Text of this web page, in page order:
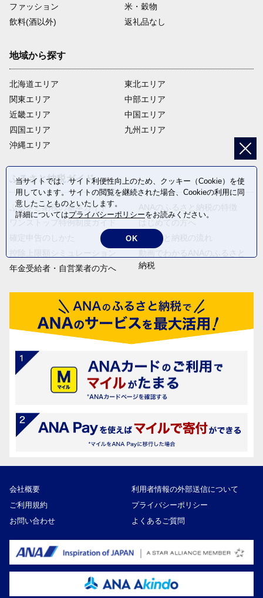
ファッション
米・穀物
飲料(酒以外)
返礼品なし
地域から探す
北海道エリア
関東エリア
近畿エリア
四国エリア
沖縄エリア
東北エリア
中部エリア
中国エリア
九州エリア
ふるさと納税ガイド
ふるさと納税の基本ガイド
年金受給者・自営業者の方へ
ふるさと納税の流れ
納税
会社概要
利用者情報の外部送信について
ご利用規約
プライバシーポリシー
お問い合わせ
よくあるご質問
当サイトでは、サイト利便性向上のため、クッキー（Cookie）を使
用しています。サイトの閲覧を継続された場合、Cookieの利用に同
意したことものといたします。
詳細についてはプライバシーポリシーをお読みください。
OK